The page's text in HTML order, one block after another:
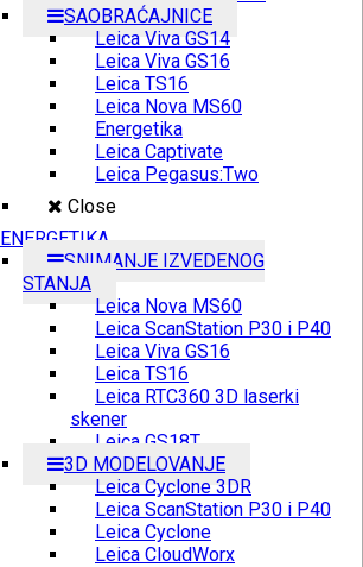
SAOBRAĆAJNICE
Leica Viva GS14
Leica Viva GS16
Leica TS16
Leica Nova MS60
Energetika
Leica Captivate
Leica Pegasus:Two
Close
ENERGETIKA
SNIMANJE IZVEDENOG
STANJA
Leica Nova MS60
Leica ScanStation P30 i P40
Leica Viva GS16
Leica TS16
Leica RTC360 3D laserki
skener
Leica GS18T
3D MODELOVANJE
Leica Cyclone 3DR
Leica ScanStation P30 i P40
Leica Cyclone
Leica CloudWorx